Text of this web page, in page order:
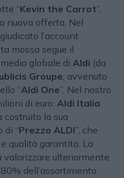
“Kevin the Carrot”,
nuova offerta. Nel
l’account
mossa segue il
globale di Aldi (da
Groupe , avvenuto
“Aldi One”. Nel nostro
di euro. Aldi Italia
costruito la sua
di “Prezzo ALDI”, che
qualità garantita. La
valorizzare ulteriormente
dell’assortimento